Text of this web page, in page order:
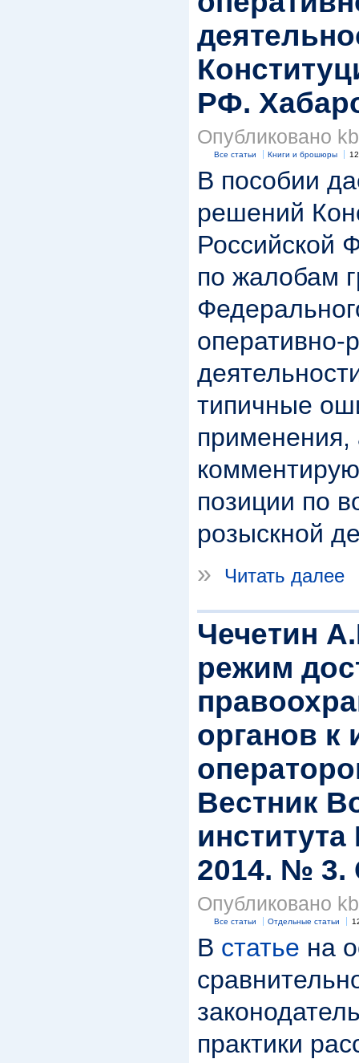
РФ.
Опубликовано
Все статьи Книги и брошюры
В пособии
решений
Российской
по жалобам
оперативно-
типичные
применения,
позиции по
розыскной
»
Читать далее
Чечетин
режим
органов
Вестник
2014. № 3.
Опубликовано
Все статьи Отдельные статьи
В статье на
практики